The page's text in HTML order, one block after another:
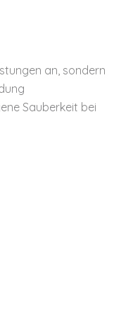
an, sondern
Sauberkeit bei